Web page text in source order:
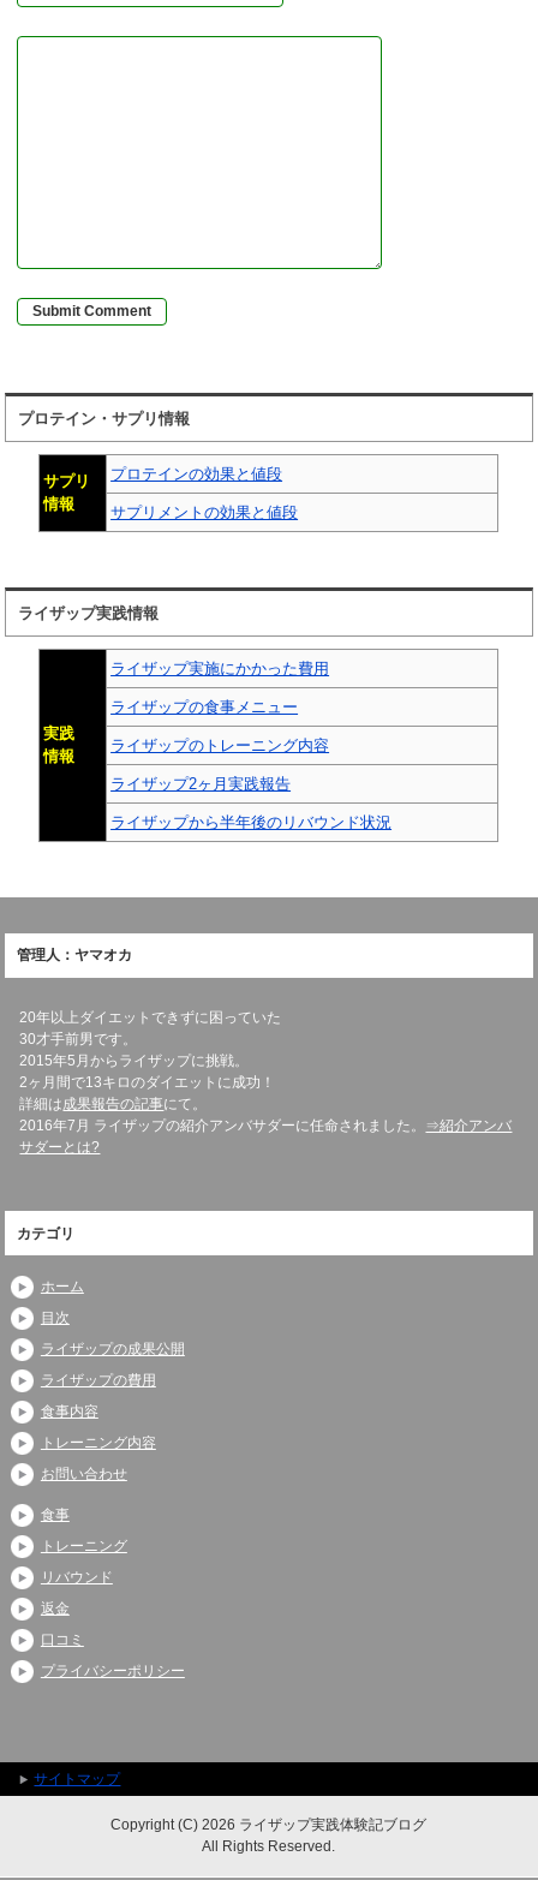
プロテイン・サプリ情報
サプリ
情報
プロテインの効果と値段
サプリメントの効果と値段
ライザップ実践情報
実践
情報
ライザップ実施にかかった費用
ライザップの食事メニュー
ライザップのトレーニング内容
ライザップ2ヶ月実践報告
ライザップから半年後のリバウンド状況
管理人：ヤマオカ
20年以上ダイエットできずに困っていた
30才手前男です。
2015年5月からライザップに挑戦。
2ヶ月間で13キロのダイエットに成功！
詳細は成果報告の記事にて。
2016年7月 ライザップの紹介アンバサダーに任命されました。
⇒紹介アンバ
サダーとは?
カテゴリ
ホーム
目次
ライザップの成果公開
ライザップの費用
食事内容
トレーニング内容
お問い合わせ
食事
トレーニング
リバウンド
返金
口コミ
プライバシーポリシー
サイトマップ
Copyright (C) 2026 ライザップ実践体験記ブログ
All Rights Reserved.